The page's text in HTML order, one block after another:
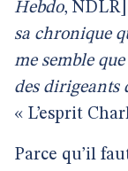
Hebdo, NDLR]
sa chronique
me semble
des dirigeants
« L’esprit
Parce qu’il